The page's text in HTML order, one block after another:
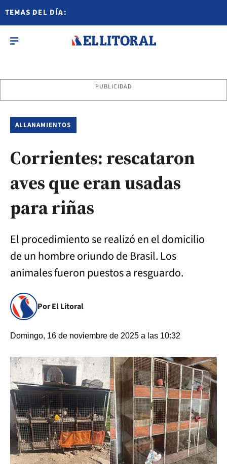
TEMAS DEL DÍA:
PUBLICIDAD
ALLANAMIENTOS
Corrientes: rescataron
aves que eran usadas
para riñas
El procedimiento se realizó en el domicilio
de un hombre oriundo de Brasil. Los
animales fueron puestos a resguardo.
Por El Litoral
Domingo, 16 de noviembre de 2025 a las 10:32